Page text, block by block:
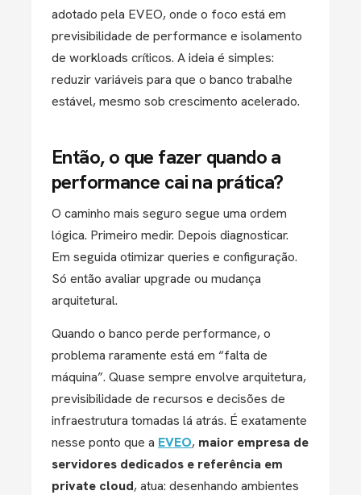
adotado pela EVEO, onde o foco está em
previsibilidade de performance e isolamento
de workloads críticos. A ideia é simples:
reduzir variáveis para que o banco trabalhe
estável, mesmo sob crescimento acelerado.
Então, o que fazer quando a
performance cai na prática?
O caminho mais seguro segue uma ordem
lógica. Primeiro medir. Depois diagnosticar.
Em seguida otimizar queries e configuração.
Só então avaliar upgrade ou mudança
arquitetural.
Quando o banco perde performance, o
problema raramente está em “falta de
máquina”. Quase sempre envolve arquitetura,
previsibilidade de recursos e decisões de
infraestrutura tomadas lá atrás. É exatamente
nesse ponto que a EVEO, maior empresa de
servidores dedicados e referência em
private cloud,atua: desenhando ambientes